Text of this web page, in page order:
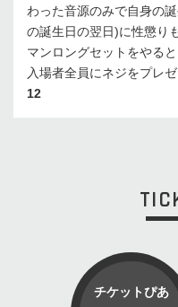
わった音源のみで自身の
の誕生日の翌日)に性懲り
マンロングセットをやると
入場者全員にネジをプレ
12
チケットぴあ